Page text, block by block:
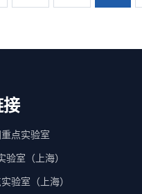
点实验室
室（上海）
验室（上海）